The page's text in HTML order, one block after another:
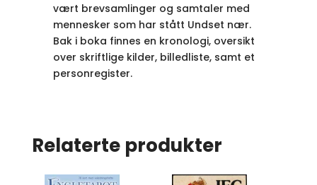
vært brevsamlinger og samtaler med
mennesker som har stått Undset nær.
Bak i boka finnes en kronologi, oversikt
over skriftlige kilder, billedliste, samt et
personregister.
Relaterte produkter